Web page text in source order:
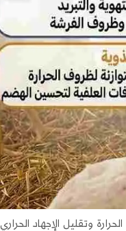
وتقليل الإجهاد الحراري